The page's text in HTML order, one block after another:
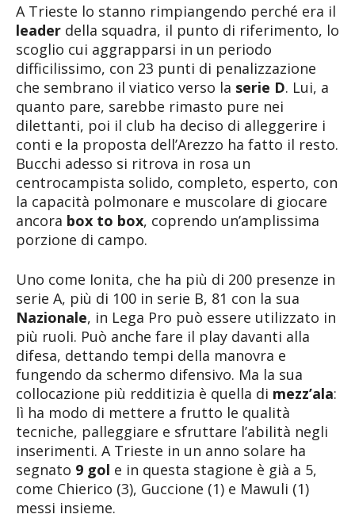
A Trieste lo stanno rimpiangendo perché era il
leader della squadra, il punto di riferimento, lo
scoglio cui aggrapparsi in un periodo
difficilissimo, con 23 punti di penalizzazione
che sembrano il viatico verso la serie D. Lui, a
quanto pare, sarebbe rimasto pure nei
dilettanti, poi il club ha deciso di alleggerire i
conti e la proposta dell’Arezzo ha fatto il resto.
Bucchi adesso si ritrova in rosa un
centrocampista solido, completo, esperto, con
la capacità polmonare e muscolare di giocare
ancora box to box, coprendo un’amplissima
porzione di campo.
Uno come Ionita, che ha più di 200 presenze in
serie A, più di 100 in serie B, 81 con la sua
Nazionale, in Lega Pro può essere utilizzato in
più ruoli. Può anche fare il play davanti alla
difesa, dettando tempi della manovra e
fungendo da schermo difensivo. Ma la sua
collocazione più redditizia è quella di mezz’ala:
lì ha modo di mettere a frutto le qualità
tecniche, palleggiare e sfruttare l’abilità negli
inserimenti. A Trieste in un anno solare ha
segnato 9 gol e in questa stagione è già a 5,
come Chierico (3), Guccione (1) e Mawuli (1)
messi insieme.